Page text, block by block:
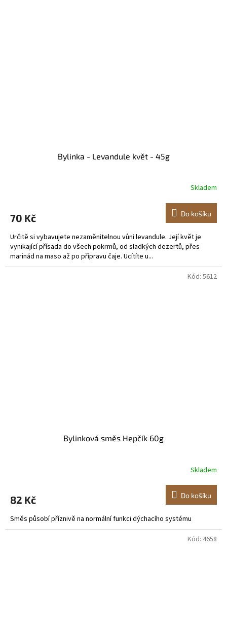
Bylinka - Levandule květ - 45g
Skladem
70 Kč Do košíku
Určitě si vybavujete nezaměnitelnou vůni levandule. Její květ je
vynikající přísada do všech pokrmů, od sladkých dezertů, přes
marinád na maso až po přípravu čaje. Ucítíte u...
Bylinková směs Hepčík 60g
Skladem
82 Kč Do košíku
Směs působí příznivě na normální funkci dýchacího systému
Kód: 5612
Kód: 4658